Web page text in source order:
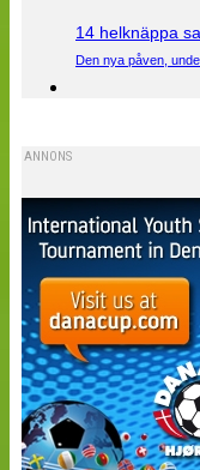
14 helknäppa
Den nya påven,
ANNONS